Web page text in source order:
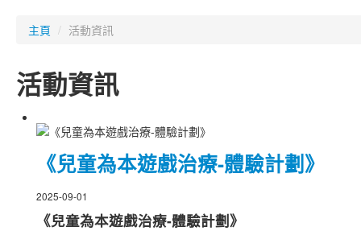
主頁 / 活動資訊
活動資訊
《兒童為本遊戲治療-體驗計劃》
2025-09-01
《兒童為本遊戲治療-體驗計劃》